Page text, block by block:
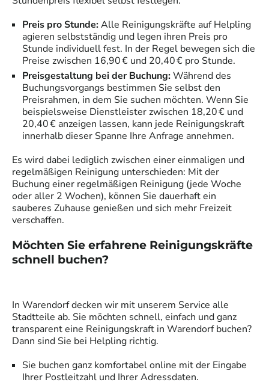
Preis pro Stunde:Alle Reinigungskräfte auf Helpling
agieren selbstständig und legen ihren Preis pro
Stunde individuell fest. In der Regel bewegen sich die
Preise zwischen 16,90 € und 20,40 € pro Stunde.
Preisgestaltung bei der Buchung:Während des
Buchungsvorgangs bestimmen Sie selbst den
Preisrahmen, in dem Sie suchen möchten. Wenn Sie
beispielsweise Dienstleister zwischen 18,20 € und
20,40 € anzeigen lassen, kann jede Reinigungskraft
innerhalb dieser Spanne Ihre Anfrage annehmen.
Es wird dabei lediglich zwischen einer einmaligen und
regelmäßigen Reinigung unterschieden: Mit der
Buchung einer regelmäßigen Reinigung (jede Woche
oder aller 2 Wochen), können Sie dauerhaft ein
sauberes Zuhause genießen und sich mehr Freizeit
verschaffen.
Möchten Sie erfahrene Reinigungskräfte
schnell buchen?
In Warendorfdecken wir mit unserem Service alle
Stadtteile ab. Sie möchten schnell, einfach und ganz
transparent eine Reinigungskraft in Warendorfbuchen?
Dann sind Sie bei Helpling richtig.
Sie buchen ganz komfortabel online mit der Eingabe
Ihrer Postleitzahl und Ihrer Adressdaten.